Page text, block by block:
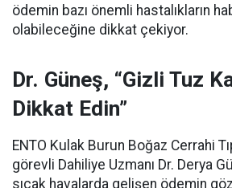
ödemin bazı önemli hastalıkların
olabileceğine dikkat çekiyor.
Dr. Güneş, “Gizli Tuz
Dikkat Edin”
ENTO Kulak Burun Boğaz Cerrahi
görevli Dahiliye Uzmanı Dr. Derya
sıcak havalarda gelişen ödemin